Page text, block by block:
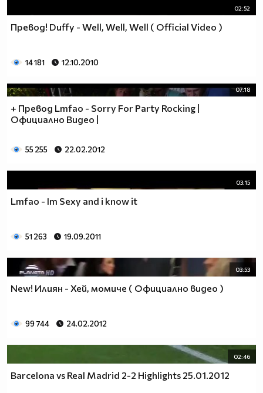
02:52
Превод! Duffy - Well, Well, Well ( Official Video )
14 181 12.10.2010
07:18
+ Превод Lmfao - Sorry For Party Rocking |
Официално Видео |
55 255 22.02.2012
03:15
Lmfao - Im Sexy and i know it
51 263 19.09.2011
03:53
New! Илиян - Хей, момиче ( Официално видео )
99 744 24.02.2012
02:46
Barcelona vs Real Madrid 2-2 Highlights 25.01.2012